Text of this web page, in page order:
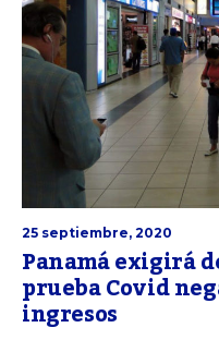
25 septiembre, 2020
Panamá exigirá
prueba Covid
ingresos